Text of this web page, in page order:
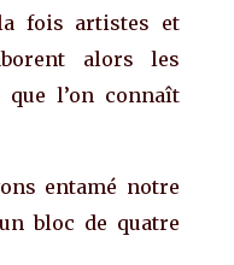
fois artistes et
alors les
que l’on connaît
entamé notre
bloc de quatre